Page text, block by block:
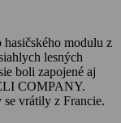
modulu z
lesných
boli zapojené aj
COMPANY.
vrátily z Francie.